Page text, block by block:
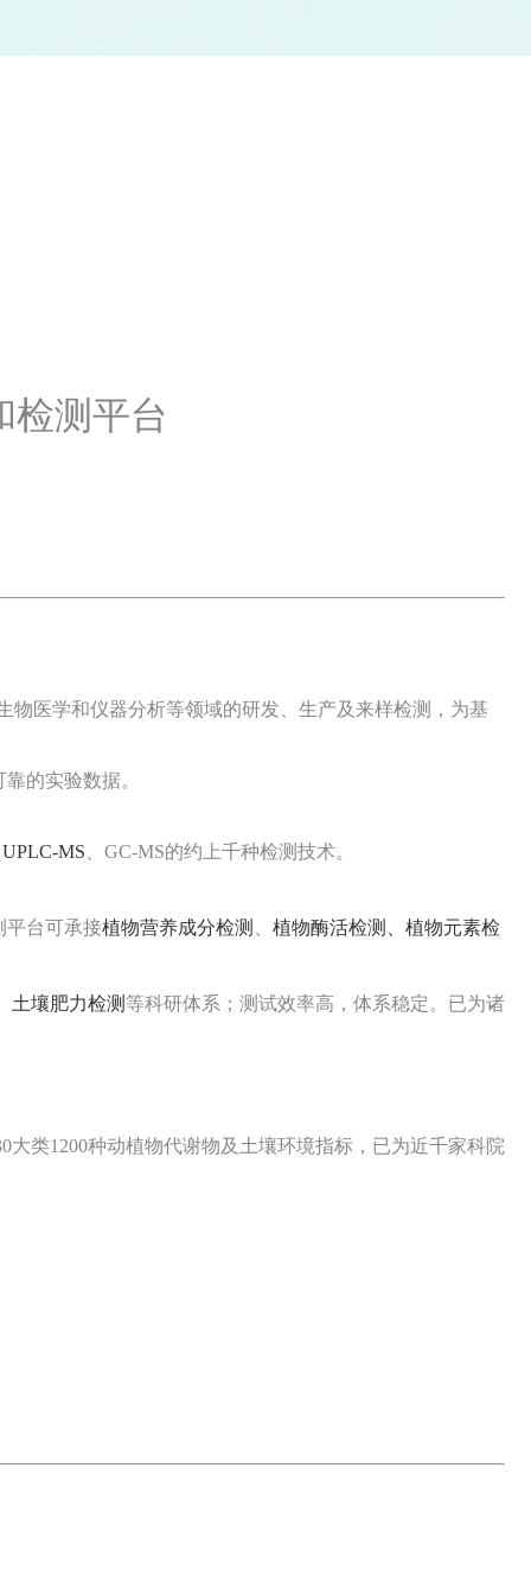
检测平台
物医学和仪器分析等领域的研发、生产及来样检测，为基
的实验数据。
UPLC-MS 、GC-MS的约上千种检测技术。
平台可承接植物营养成分检测 植物酶活检测、 植物元素检
土壤肥力检测 等科研体系；测试效率高，体系稳定。已为诸
类1200种动植物代谢物及土壤环境指标，已为近千家科院